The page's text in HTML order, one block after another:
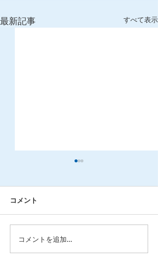
最新記事 すべて表示
北海道で派遣会社を選ぶ
ポイントとは？失敗しな
コメント
コメントを追加…